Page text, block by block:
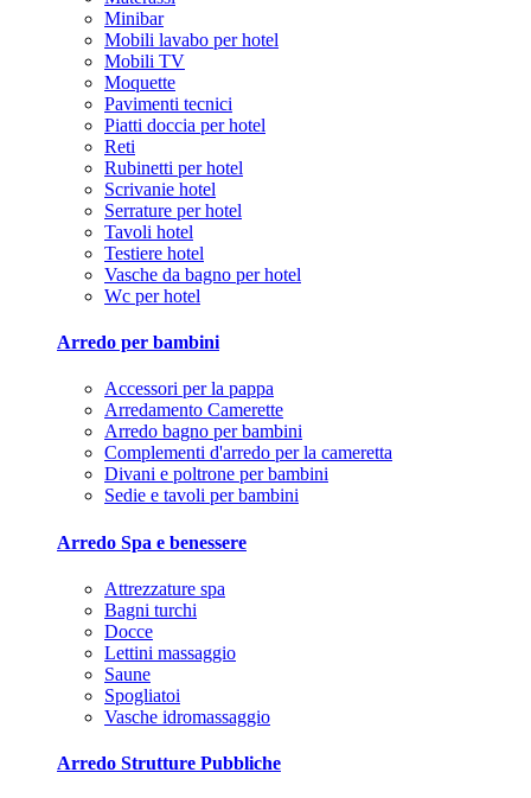
Minibar
Mobili lavabo per hotel
Mobili TV
Moquette
Pavimenti tecnici
Piatti doccia per hotel
Reti
Rubinetti per hotel
Scrivanie hotel
Serrature per hotel
Tavoli hotel
Testiere hotel
Vasche da bagno per hotel
Wc per hotel
Arredo per bambini
Accessori per la pappa
Arredamento Camerette
Arredo bagno per bambini
Complementi d'arredo per la cameretta
Divani e poltrone per bambini
Sedie e tavoli per bambini
Arredo Spa e benessere
Attrezzature spa
Bagni turchi
Docce
Lettini massaggio
Saune
Spogliatoi
Vasche idromassaggio
Arredo Strutture Pubbliche